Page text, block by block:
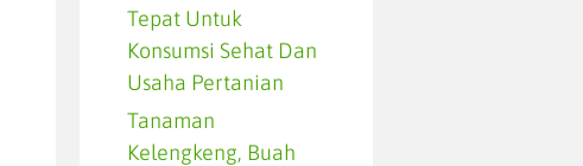
Tepat Untuk
Konsumsi Sehat Dan
Usaha Pertanian
Tanaman
Kelengkeng, Buah